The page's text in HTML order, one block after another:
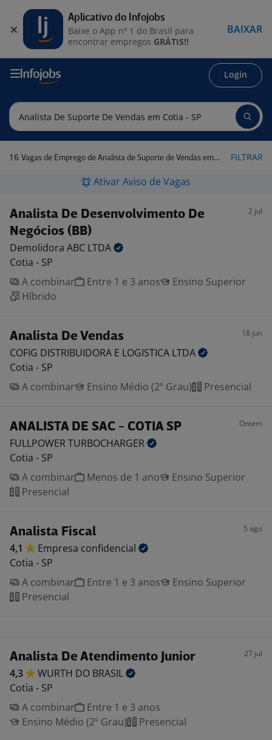
Login
16 Vagas de Emprego de Analista de Suporte de Vendas em Cotia - SP FILTRAR
Ativar Aviso de Vagas
Analista De Desenvolvimento De
Negócios (BB)
2 jul
Demolidora ABC LTDA
Cotia - SP
A combinar
Entre 1 e 3 anos
Ensino Superior
Híbrido
Analista De Vendas 18 jun
COFIG DISTRIBUIDORA E LOGISTICA LTDA
Cotia - SP
A combinar
Ensino Médio (2º Grau) Presencial
ANALISTA DE SAC - COTIA SP Ontem
FULLPOWERTURBOCHARGER
Cotia - SP
A combinar
Menos de 1 ano
Ensino Superior
Presencial
Analista Fiscal 5 ago
4,1 Empresa confidencial
Cotia - SP
A combinar
Entre 1 e 3 anos
Ensino Superior
Presencial
Analista De Atendimento Junior 27 jul
4,3 WURTH DO BRASIL
Cotia - SP
A combinar
Entre 1 e 3 anos
Ensino Médio (2º Grau)
Presencial
Aplicativo do Infojobs
Baixe o App nº 1 do Brasil para
encontrar empregos GRÁTIS!!
BAIXAR